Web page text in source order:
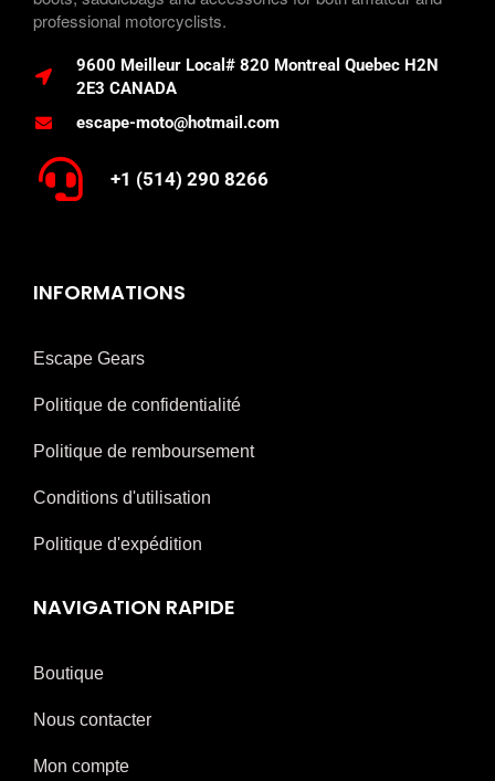
professional motorcyclists.
9600 Meilleur Local# 820 Montreal Quebec H2N
2E3 CANADA
escape-moto@hotmail.com
+1 (514) 290 8266
INFORMATIONS
Escape Gears
Politique de confidentialité
Politique de remboursement
Conditions d'utilisation
Politique d'expédition
NAVIGATION RAPIDE
Boutique
Nous contacter
Mon compte